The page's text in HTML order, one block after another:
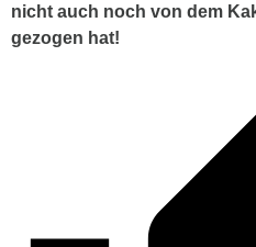
nicht auch noch von dem
gezogen hat!